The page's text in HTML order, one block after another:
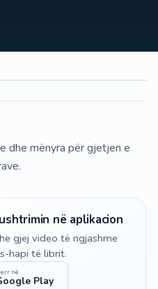
dhe mënyra për gjetjen e
në aplikacion
gjej video të ngjashme
hapi të librit.
në
Play